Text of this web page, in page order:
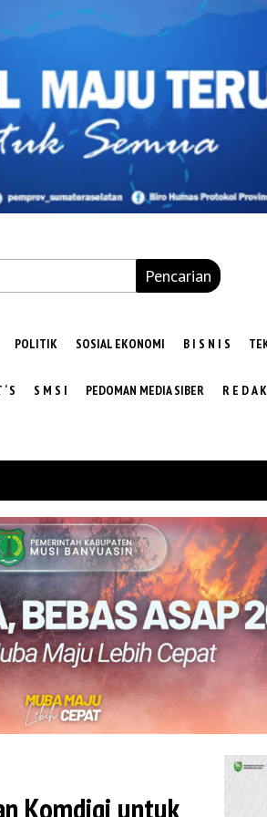
Pencarian
POLITIK SOSIAL EKONOMI B I S N I S
S S M S I PEDOMAN MEDIA SIBER R E D A
Komdigi untuk